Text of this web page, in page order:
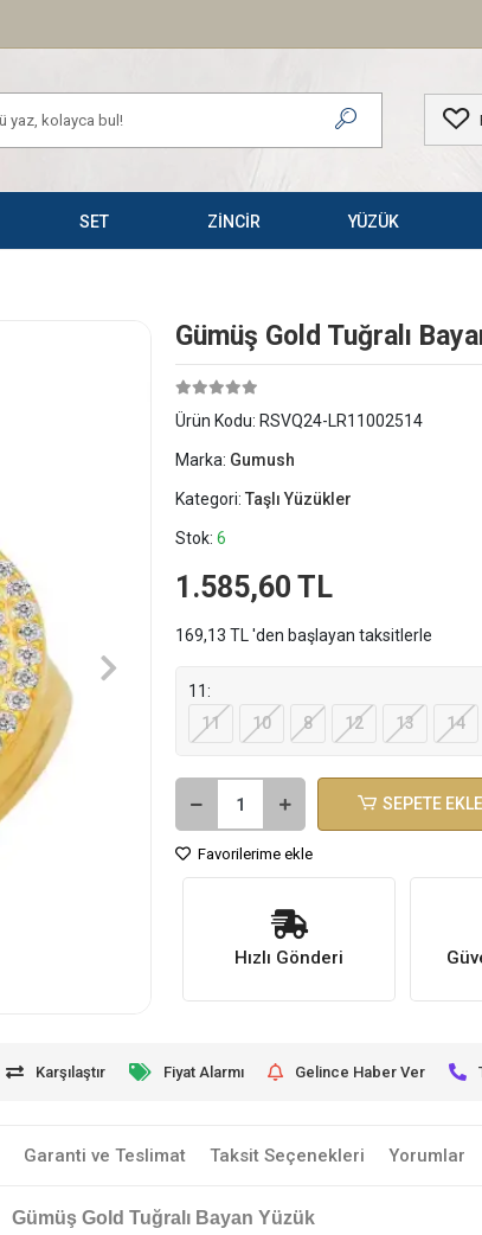
SET ZİNCİR YÜZÜK
Gümüş Gold Tuğralı
Ürün Kodu: RSVQ24-LR11002514
Marka: Gumush
Kategori: Taşlı Yüzükler
Stok: 6
1.585,60 TL
169,13 TL 'den başlayan taksitlerle
11:
11
10 8 12 13 14
SEPETE EKLE
Favorilerime ekle
Hızlı Gönderi
Karşılaştır Fiyat Alarmı Gelince Haber Ver
Garanti ve Teslimat Taksit Seçenekleri Yorumlar
Gümüş Gold Tuğralı Bayan Yüzük